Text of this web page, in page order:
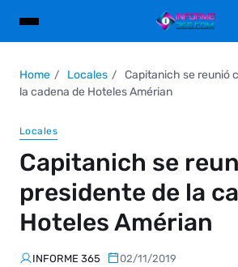
Home Locales
Capitanich se reunió
la cadena de Hoteles Amérian
Locales
Capitanich se
presidente de la
Hoteles Amérian
INFORME 365 02/11/2019